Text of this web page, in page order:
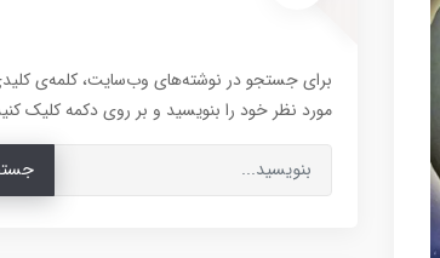
برای جستجو در نوشته‌های وب‌سایت، کلمه‌ی
مورد نظر خود را بنویسید و بر روی دکمه کلیک